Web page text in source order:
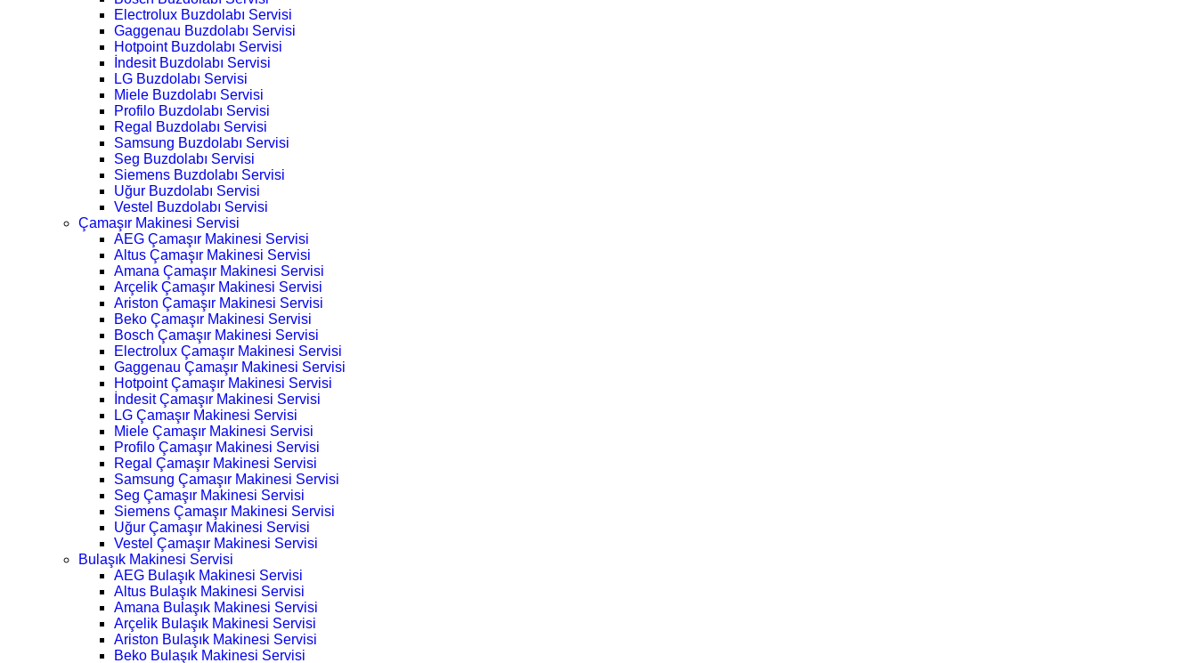
Electrolux Buzdolabı Servisi
Gaggenau Buzdolabı Servisi
Hotpoint Buzdolabı Servisi
İndesit Buzdolabı Servisi
LG Buzdolabı Servisi
Miele Buzdolabı Servisi
Profilo Buzdolabı Servisi
Regal Buzdolabı Servisi
Samsung Buzdolabı Servisi
Seg Buzdolabı Servisi
Siemens Buzdolabı Servisi
Uğur Buzdolabı Servisi
Vestel Buzdolabı Servisi
Çamaşır Makinesi Servisi
AEG Çamaşır Makinesi Servisi
Altus Çamaşır Makinesi Servisi
Amana Çamaşır Makinesi Servisi
Arçelik Çamaşır Makinesi Servisi
Ariston Çamaşır Makinesi Servisi
Beko Çamaşır Makinesi Servisi
Bosch Çamaşır Makinesi Servisi
Electrolux Çamaşır Makinesi Servisi
Gaggenau Çamaşır Makinesi Servisi
Hotpoint Çamaşır Makinesi Servisi
İndesit Çamaşır Makinesi Servisi
LG Çamaşır Makinesi Servisi
Miele Çamaşır Makinesi Servisi
Profilo Çamaşır Makinesi Servisi
Regal Çamaşır Makinesi Servisi
Samsung Çamaşır Makinesi Servisi
Seg Çamaşır Makinesi Servisi
Siemens Çamaşır Makinesi Servisi
Uğur Çamaşır Makinesi Servisi
Vestel Çamaşır Makinesi Servisi
Bulaşık Makinesi Servisi
AEG Bulaşık Makinesi Servisi
Altus Bulaşık Makinesi Servisi
Amana Bulaşık Makinesi Servisi
Arçelik Bulaşık Makinesi Servisi
Ariston Bulaşık Makinesi Servisi
Beko Bulaşık Makinesi Servisi